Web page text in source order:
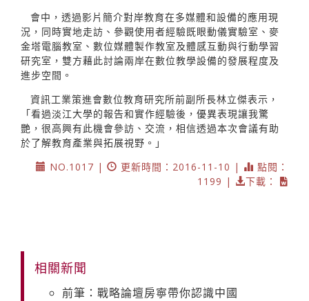
會中，透過影片簡介對岸教育在多媒體和設備的應用現
況，同時實地走訪、參觀使用者經驗既眼動儀實驗室、麥
金塔電腦教室、數位媒體製作教室及體感互動與行動學習
研究室，雙方藉此討論兩岸在數位教學設備的發展程度及
進步空間。
資訊工業策進會數位教育研究所前副所長林立傑表示，
「看過淡江大學的報告和實作經驗後，優異表現讓我驚
艷，很高興有此機會參訪、交流，相信透過本次會議有助
於了解教育產業與拓展視野。」
NO.1017 |
更新時間：2016-11-10 |
點閱：
1199 |
下載：
相關新聞
前筆：戰略論壇房寧帶你認識中國